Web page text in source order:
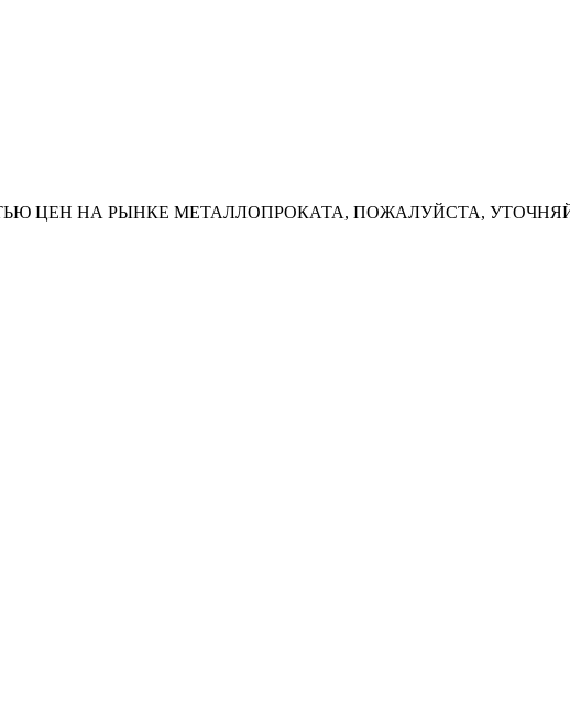
ЦЕН НА РЫНКЕ МЕТАЛЛОПРОКАТА, ПОЖАЛУЙСТА,